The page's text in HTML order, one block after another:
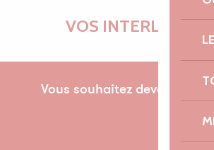
VOS
Vous souhaitez devenir